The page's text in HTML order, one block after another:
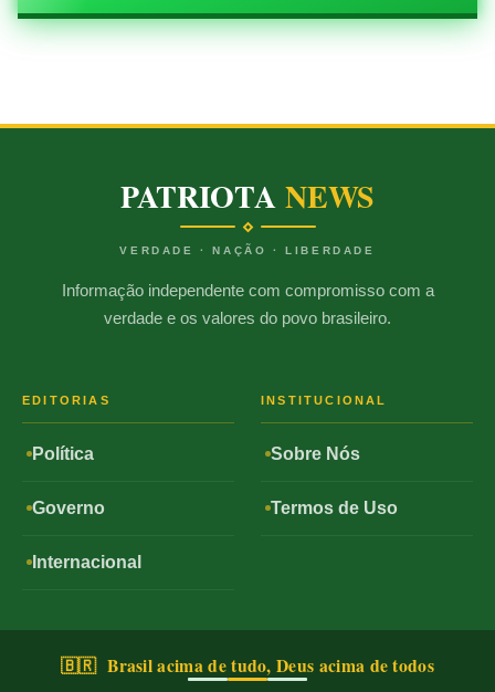
PATRIOTANEWS
VERDADE · NAÇÃO · LIBERDADE
Informação independente com compromisso com a
verdade e os valores do povo brasileiro.
EDITORIAS
Política
Governo
Internacional
INSTITUCIONAL
Sobre Nós
Termos de Uso
🇧🇷 Brasil acima de tudo, Deus acima de todos